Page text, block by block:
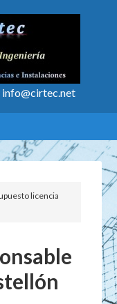
info@cirtec.net
licencia